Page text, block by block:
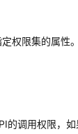
权限集的属性
的调用权限，